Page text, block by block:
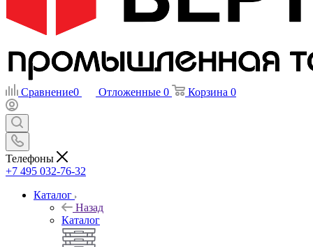
Сравнение0 Отложенные 0 Корзина 0
Телефоны
+7 495 032-76-32
Каталог
Назад
Каталог